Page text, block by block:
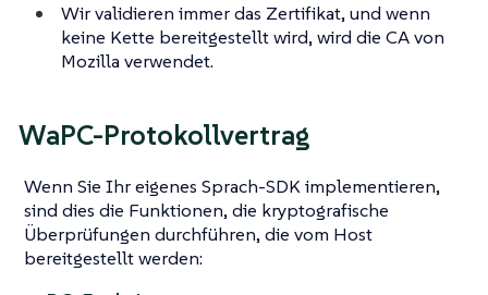
Wir validieren immer das Zertifikat, und wenn
keine Kette bereitgestellt wird, wird die CA von
Mozilla verwendet.
WaPC-Protokollvertrag
Wenn Sie Ihr eigenes Sprach-SDK implementieren,
sind dies die Funktionen, die kryptografische
Überprüfungen durchführen, die vom Host
bereitgestellt werden: